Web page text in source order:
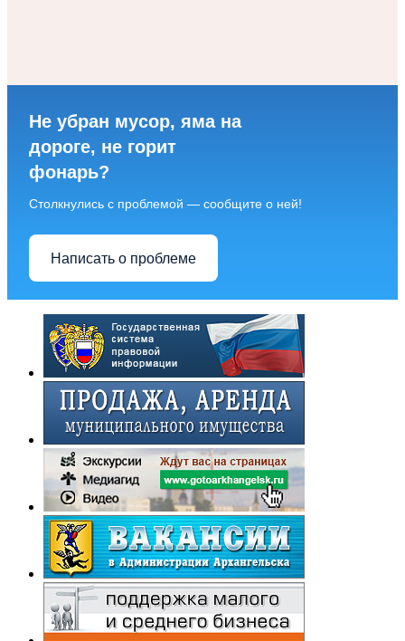
Не убран мусор, яма на
дороге, не горит
фонарь?
Столкнулись с проблемой — сообщите о ней!
Написать о проблеме